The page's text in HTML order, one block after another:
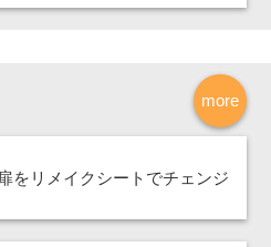
more
をリメイクシートでチェンジ